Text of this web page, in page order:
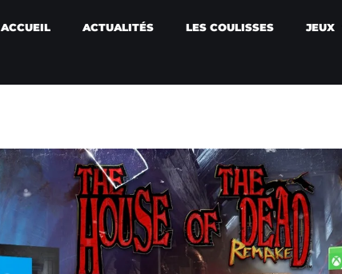
ACCUEIL ACTUALITÉS LES COULISSES JEUX